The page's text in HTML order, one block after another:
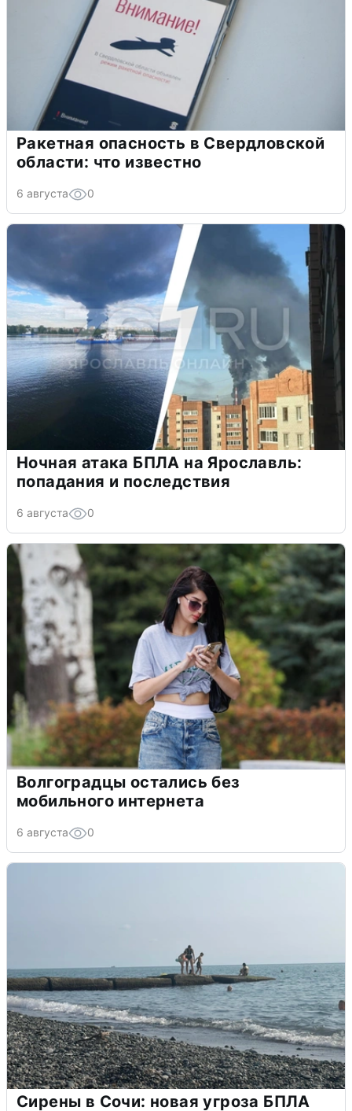
Ракетная опасность в Свердловской
области: что известно
6 августа 0
Ночная атака БПЛА на Ярославль:
попадания и последствия
6 августа 0
Волгоградцы остались без
мобильного интернета
6 августа 0
Сирены в Сочи: новая угроза БПЛА